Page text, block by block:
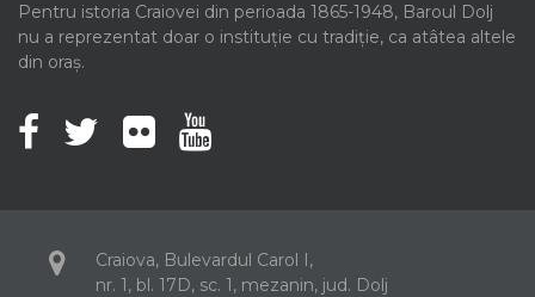
Pentru istoria Craiovei din perioada 1865-1948, Baroul Dolj
nu a reprezentat doar o instituție cu tradiție, ca atâtea altele
din oraș.
Craiova, Bulevardul Carol I,
nr. 1, bl. 17D, sc. 1, mezanin, jud. Dolj